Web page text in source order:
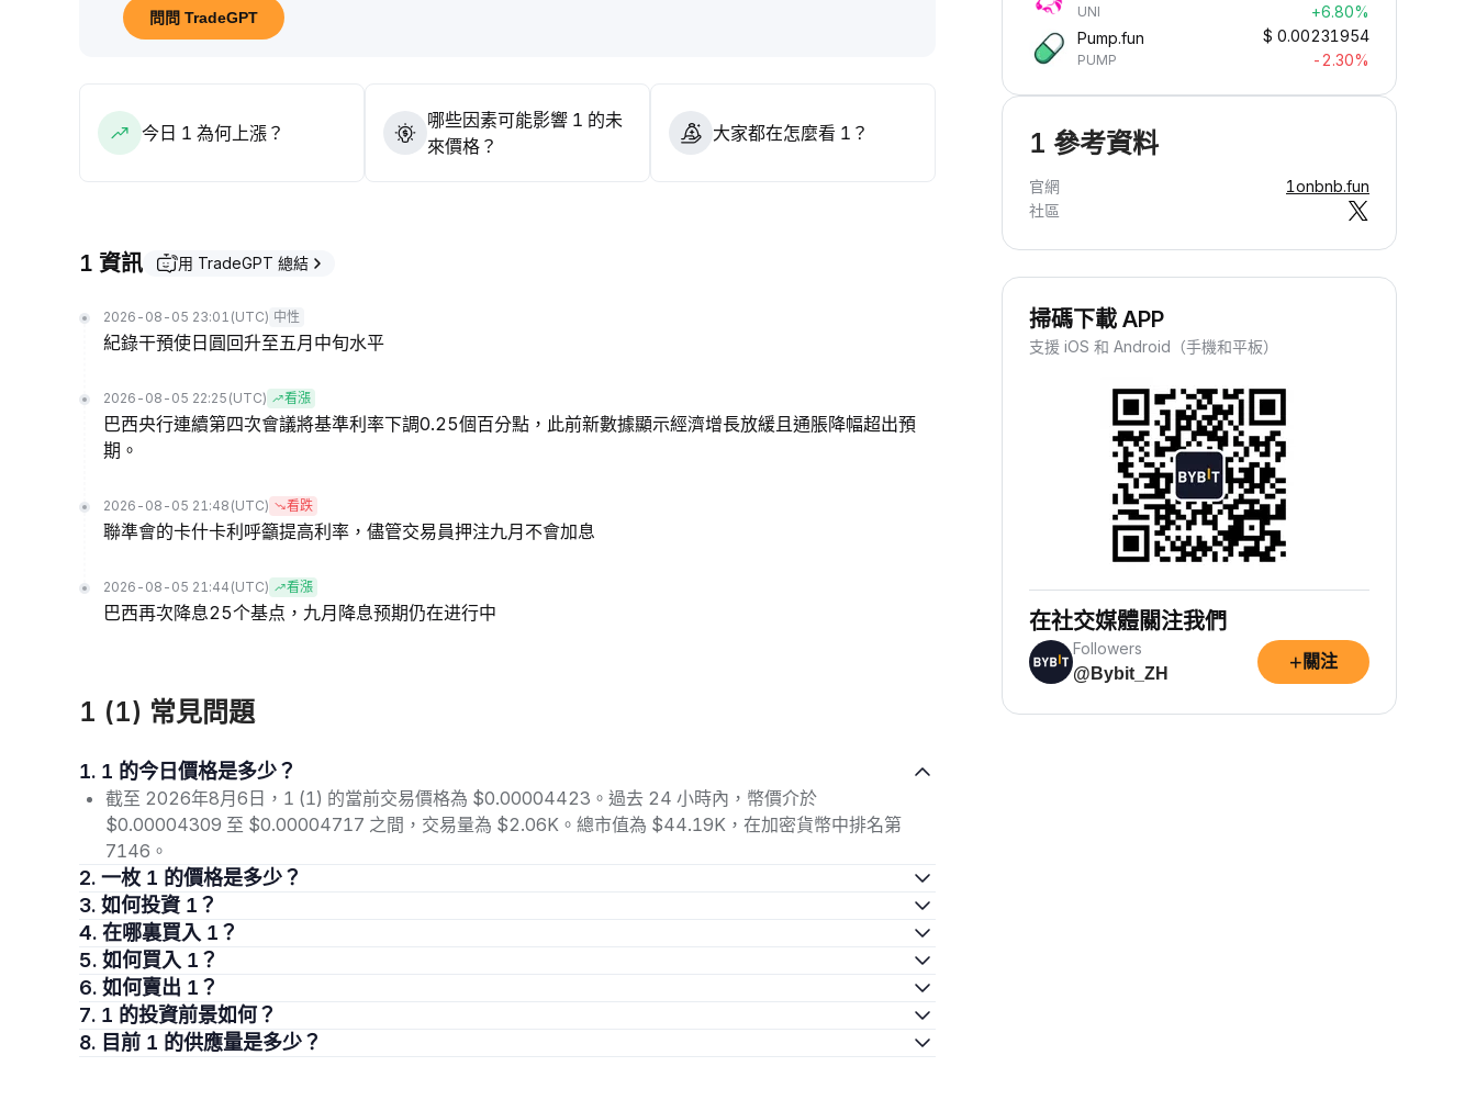
問問 TradeGPT
今日 1 為何上漲？
哪些因素可能影響 1 的未
來價格？
大家都在怎麼看 1？
1 資訊 用 TradeGPT 總結
2026-08-05 23:01 (UTC) 中性
紀錄干預使日圓回升至五月中旬水平
2026-08-05 22:25 (UTC) 看漲
巴西央行連續第四次會議將基準利率下調0.25個百分點，此前新數據顯示經濟增長放緩且通脹降幅超出預
期。
2026-08-05 21:48 (UTC) 看跌
聯準會的卡什卡利呼籲提高利率，儘管交易員押注九月不會加息
2026-08-05 21:44 (UTC) 看漲
巴西再次降息25个基点，九月降息预期仍在进行中
1 (1) 常見問題
1. 1 的今日價格是多少？
截至 2026年8月6日，1 (1) 的當前交易價格為 $0.00004423。過去 24 小時內，幣價介於
$0.00004309 至 $0.00004717 之間，交易量為 $2.06K。總市值為 $44.19K，在加密貨幣中排名第
7146。
2. 一枚 1 的價格是多少？
3. 如何投資 1？
4. 在哪裏買入 1？
5. 如何買入 1？
6. 如何賣出 1？
7. 1 的投資前景如何？
8. 目前 1 的供應量是多少？
UNI
+6.80%
Pump.fun
PUMP
$ 0.00231954
-2.30%
1 參考資料
官網
1onbnb.fun
社區
掃碼下載 APP
支援 iOS 和 Android（手機和平板）
在社交媒體關注我們
Followers
@Bybit_ZH
+ 關注